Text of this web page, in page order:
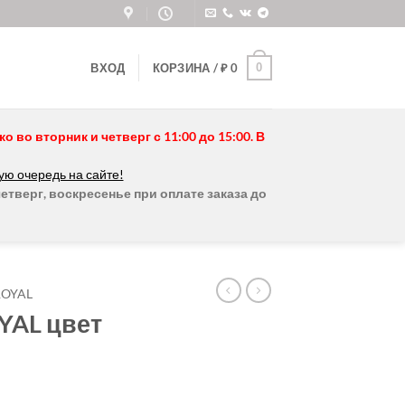
ВХОД КОРЗИНА /₽0 0
во вторник и четверг с 11:00 до 15:00. В
очередь на сайте!
воскресенье при оплате заказа до
цвет